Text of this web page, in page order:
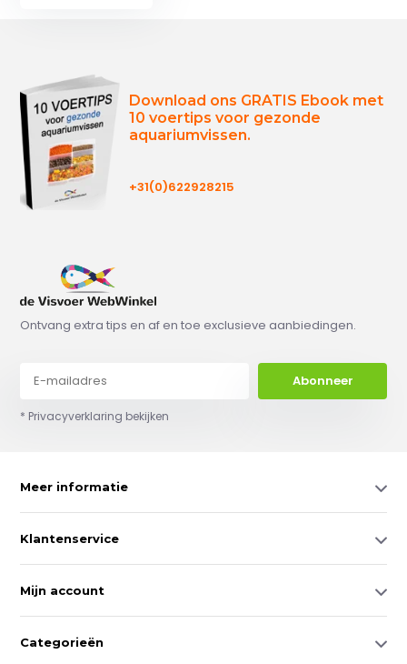
Download ons GRATIS Ebook met
10 voertips voor gezonde
aquariumvissen.
+31(0)622928215
Ontvang extra tips en af en toe exclusieve aanbiedingen.
Abonneer
* Privacyverklaring bekijken
Meer informatie
Klantenservice
Mijn account
Categorieën